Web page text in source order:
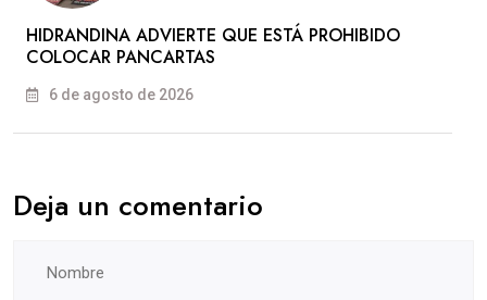
HIDRANDINA ADVIERTE QUE ESTÁ PROHIBIDO
COLOCAR PANCARTAS
6 de agosto de 2026
Deja un comentario